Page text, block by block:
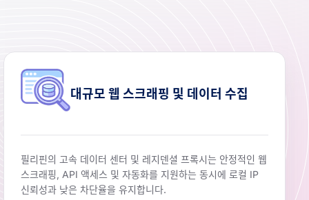
대규모 웹 스크래핑 및 데이터 수집
필리핀의 고속 데이터 센터 및 레지덴셜 프록시는 안정적인 웹
스크래핑, API 액세스 및 자동화를 지원하는 동시에 로컬 IP
신뢰성과 낮은 차단율을 유지합니다.